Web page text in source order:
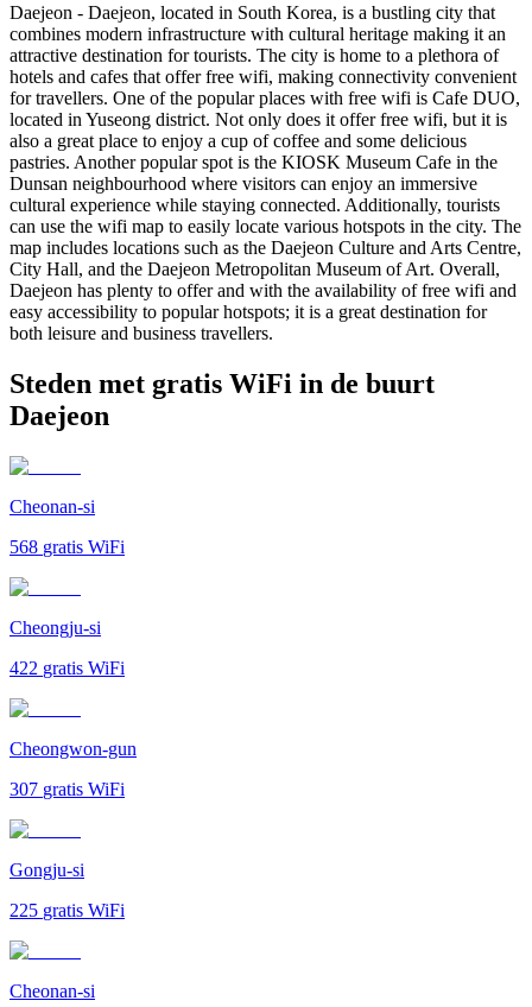
Daejeon - Daejeon, located in South Korea, is a bustling city that
combines modern infrastructure with cultural heritage making it an
attractive destination for tourists. The city is home to a plethora of
hotels and cafes that offer free wifi, making connectivity convenient
for travellers. One of the popular places with free wifi is Cafe DUO,
located in Yuseong district. Not only does it offer free wifi, but it is
also a great place to enjoy a cup of coffee and some delicious
pastries. Another popular spot is the KIOSK Museum Cafe in the
Dunsan neighbourhood where visitors can enjoy an immersive
cultural experience while staying connected. Additionally, tourists
can use the wifi map to easily locate various hotspots in the city. The
map includes locations such as the Daejeon Culture and Arts Centre,
City Hall, and the Daejeon Metropolitan Museum of Art. Overall,
Daejeon has plenty to offer and with the availability of free wifi and
easy accessibility to popular hotspots; it is a great destination for
both leisure and business travellers.
Steden met gratis WiFi in de buurt
Daejeon
Cheonan-si
568 gratis WiFi
Cheongju-si
422 gratis WiFi
Cheongwon-gun
307 gratis WiFi
Gongju-si
225 gratis WiFi
Cheonan-si